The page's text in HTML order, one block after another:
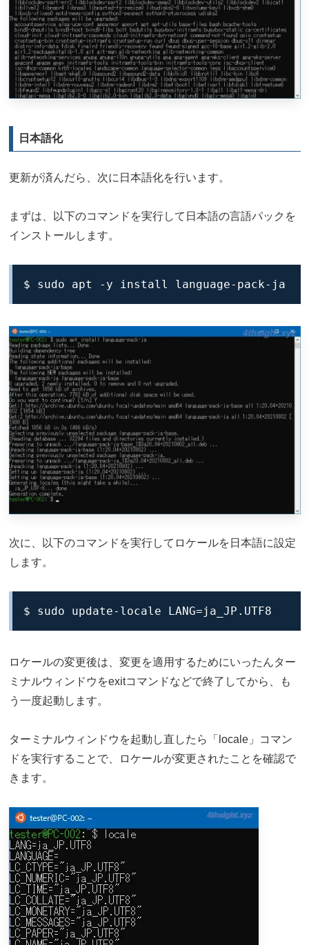
日本語化
更新が済んだら、次に日本語化を行います。
まずは、以下のコマンドを実行して日本語の言語パックを
インストールします。
$ sudo apt -y install language-pack-ja
次に、以下のコマンドを実行してロケールを日本語に設定
します。
$ sudo update-locale LANG=ja_JP.UTF8
ロケールの変更後は、変更を適用するためにいったんター
ミナルウィンドウをexitコマンドなどで終了してから、も
う一度起動します。
ターミナルウィンドウを起動し直したら「locale」コマン
ドを実行することで、ロケールが変更されたことを確認で
きます。